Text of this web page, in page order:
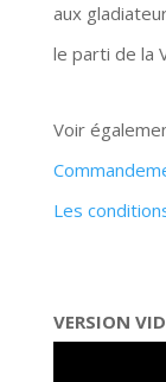
aux
le parti de la
Voir
Les
VERSION